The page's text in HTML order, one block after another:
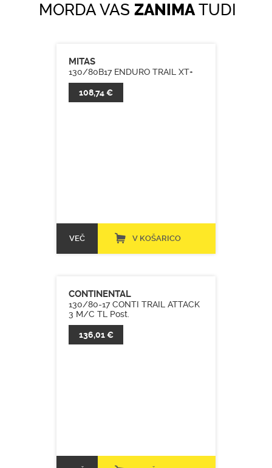
MORDA VAS ZANIMATUDI
MITAS
130/80B17 ENDURO TRAIL XT+
108,74 €
VEČ V KOŠARICO
CONTINENTAL
130/80-17 CONTI TRAIL ATTACK
3 M/C TL Post.
136,01 €